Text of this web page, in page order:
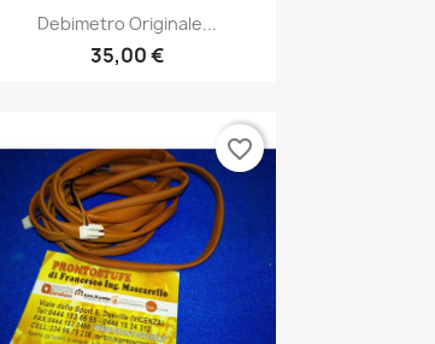
Anteprima
Debimetro Originale...
35,00 €
favorite_border